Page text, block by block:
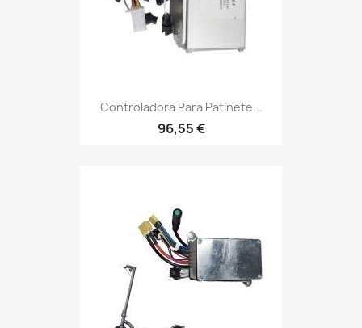
Controladora Para Patinete...
96,55 €